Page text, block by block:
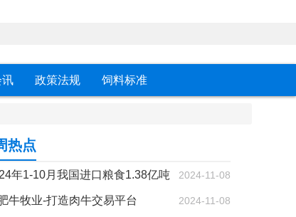
讯 政策法规 饲料标准
热点
2024-11-08
年1-10月我国进口粮食1.38亿吨
增长7.4% 2024-11-08
牛牧业-打造肉牛交易平台